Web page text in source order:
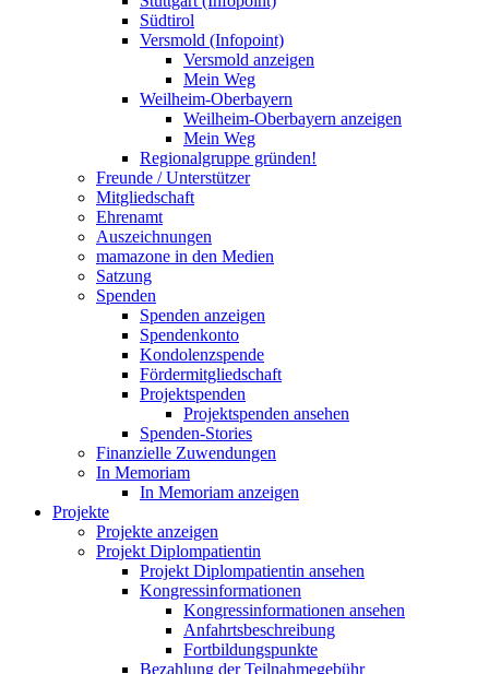
Südtirol
Versmold (Infopoint)
Versmold anzeigen
Mein Weg
Weilheim-Oberbayern
Weilheim-Oberbayern anzeigen
Mein Weg
Regionalgruppe gründen!
Freunde / Unterstützer
Mitgliedschaft
Ehrenamt
Auszeichnungen
mamazone in den Medien
Satzung
Spenden
Spenden anzeigen
Spendenkonto
Kondolenzspende
Fördermitgliedschaft
Projektspenden
Projektspenden ansehen
Spenden-Stories
Finanzielle Zuwendungen
In Memoriam
In Memoriam anzeigen
Projekte
Projekte anzeigen
Projekt Diplompatientin
Projekt Diplompatientin ansehen
Kongressinformationen
Kongressinformationen ansehen
Anfahrtsbeschreibung
Fortbildungspunkte
Bezahlung der Teilnahmegebühr